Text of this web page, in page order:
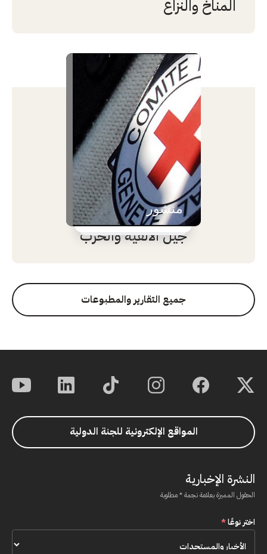
المناخ والنزاع
منشور
جيل الألفية والحرب
جميع التقارير والمطبوعات
المواقع الإلكترونية للجنة الدولية
النشرة الإخبارية
الحقول المميزة بعلامة نجمة * مطلوبة
اختر نوعًا*